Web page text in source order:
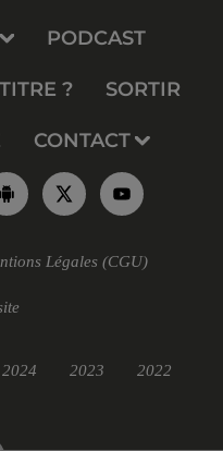
PODCAST
? SORTIR
CONTACT
Légales (CGU)
2024 2023 2022